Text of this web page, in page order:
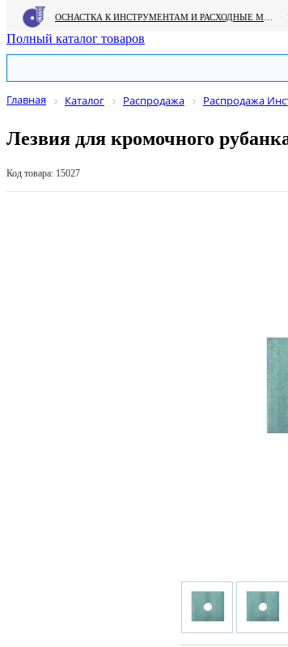
Полный каталог товаров
Главная Каталог Распродажа Распродажа
Лезвия для кромочного
Код товара: 15027